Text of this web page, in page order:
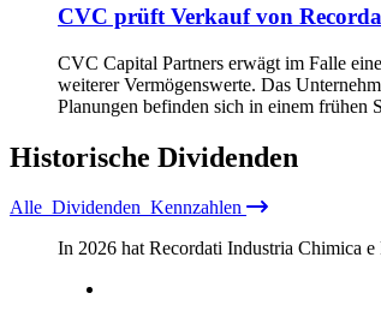
CVC prüft Verkauf von
CVC Capital Partners erwägt im Falle
weiterer Vermögenswerte. Das
Planungen befinden sich in einem frühen
Historische Dividenden
Alle Dividenden Kennzahlen
In 2026 hat Recordati Industria Chimica e